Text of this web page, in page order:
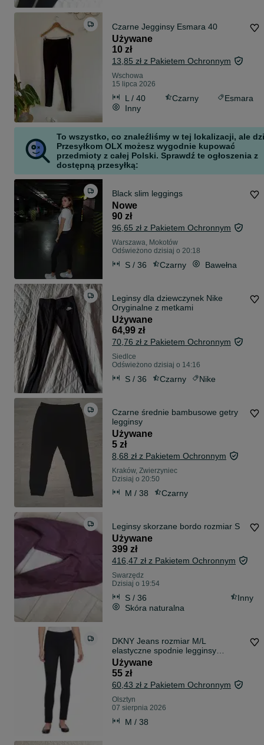
Czarne Jegginsy Esmara 40
Używane
10 zł
13,85 zł z Pakietem Ochronnym
Wschowa
15 lipca 2026
L / 40 Czarny
Esmara
Inny
To wszystko, co znaleźliśmy w tej lokalizacji, ale
Przesyłkom OLX możesz wygodnie kupować
przedmioty z całej Polski. Sprawdź te ogłoszenia z
dostępną przesyłką:
Black slim leggings
Nowe
90 zł
96,65 zł z Pakietem Ochronnym
Warszawa, Mokotów
Odświeżono dzisiaj o 20:18
S / 36 Czarny Bawełna
Leginsy dla dziewczynek Nike
Oryginalne z metkami
Używane
64,99 zł
70,76 zł z Pakietem Ochronnym
Siedlce
Odświeżono dzisiaj o 14:16
S / 36 Czarny Nike
Czarne średnie bambusowe getry
legginsy
Używane
5 zł
8,68 zł z Pakietem Ochronnym
Kraków, Zwierzyniec
Dzisiaj o 20:50
M / 38 Czarny
Leginsy skorzane bordo rozmiar S
Używane
399 zł
416,47 zł z Pakietem Ochronnym
Swarzędz
Dzisiaj o 19:54
S / 36
Inny
Skóra naturalna
DKNY Jeans rozmiar M/L
elastyczne spodnie legginsy
damskie
Używane
55 zł
60,43 zł z Pakietem Ochronnym
Olsztyn
07 sierpnia 2026
M / 38